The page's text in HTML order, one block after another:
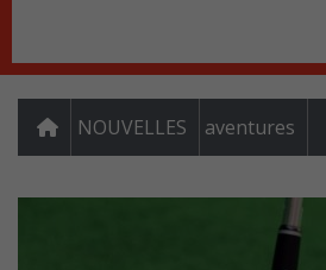
NOUVELLES aventures